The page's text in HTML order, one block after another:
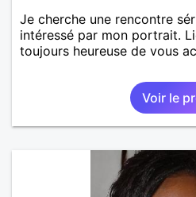
Je cherche une rencontre
intéressé par mon portrait.
toujours heureuse de vous
Voir le